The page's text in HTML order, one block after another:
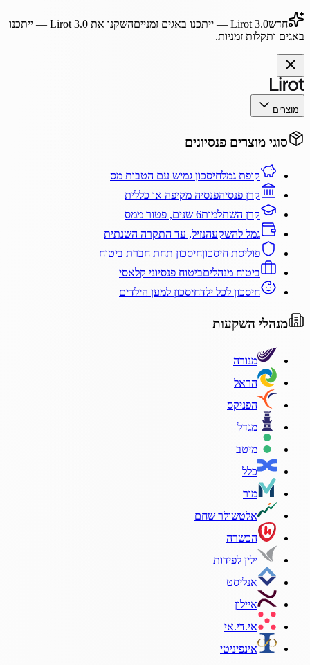
חדשLirot 3.0 — ייתכנו באגים זמנייםהשקנו את Lirot 3.0— ייתכנו
באגים ותקלות זמניות.
מוצרים
סוגי מוצרים פנסיונים
קופת גמלחיסכון גמיש עם הטבות מס
קרן פנסיהפנסיה מקיפה או כללית
קרן השתלמות6 שנים, פטור ממס
גמל להשקעהנזיל, עד התקרה השנתית
פוליסת חיסכוןחיסכון תחת חברת ביטוח
ביטוח מנהליםביטוח פנסיוני קלאסי
חיסכון לכל ילדחיסכון למען הילדים
מנהלי השקעות
מנורה
הראל
הפניקס
מגדל
מיטב
כלל
מור
אלטשולר שחם
הכשרה
ילין לפידות
אנליסט
איילון
אי.די.אי
אינפיניטי